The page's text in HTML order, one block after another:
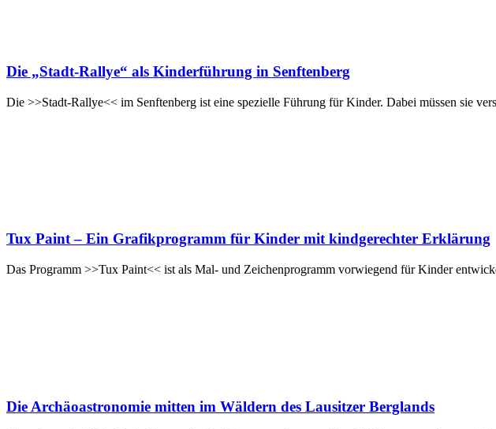
Die „Stadt-Rallye“ als Kinderführung in Senftenberg
Die >>Stadt-Rallye<< im Senftenberg ist eine spezielle Führung für Kinder. Dabei müssen sie
Tux Paint – Ein Grafikprogramm für Kinder mit kindgerechter Erklärung
Das Programm >>Tux Paint<< ist als Mal- und Zeichenprogramm vorwiegend für Kinder
Die Archäoastronomie mitten im Wäldern des Lausitzer Berglands